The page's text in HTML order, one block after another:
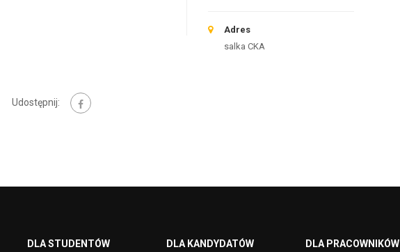
Adres
salka CKA
Udostępnij:
DLA STUDENTÓW DLA KANDYDATÓW DLA PRACOWNIKÓW